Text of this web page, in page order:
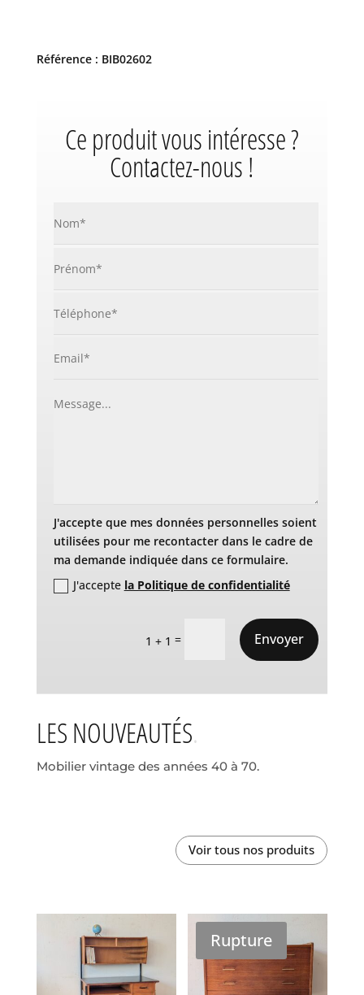
Référence : BIB02602
Ce produit vous intéresse ?
Contactez-nous !
J'accepte que mes données personnelles soient
utilisées pour me recontacter dans le cadre de
ma demande indiquée dans ce formulaire.
J'accepte la Politique de confidentialité
1 + 1 = Envoyer
LES NOUVEAUTÉS
Mobilier vintage des années 40 à 70.
Voir tous nos produits
Rupture